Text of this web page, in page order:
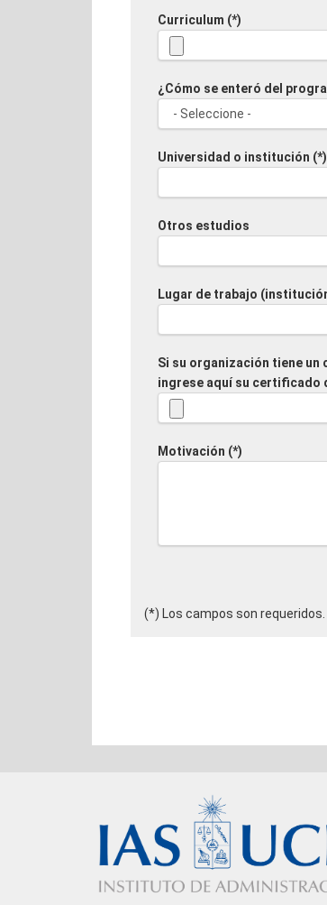
Curriculum (*)
¿Cómo se enteró del
Universidad o institución (*)
Otros estudios
Lugar de trabajo
Si su organización tiene un
ingrese aquí su certificado
Motivación (*)
(*) Los campos son requeridos.